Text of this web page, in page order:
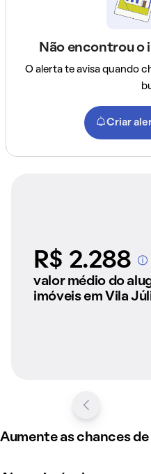
Não encontrou o
O alerta te avisa quando
Criar
R$ 2.288
A partir dos
valor médio do
imóveis em Vila
Aumente as chances